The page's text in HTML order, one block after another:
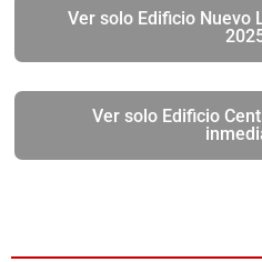
Ver solo Edificio Nuevo
Ver solo Edificio